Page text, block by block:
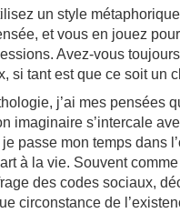
un style
et vous en jouez
Avez-vous
si tant est que ce soit un
j’ai mes pensées
imaginaire s’intercale
passe mon temps dans
à la vie. Souvent
des codes sociaux,
circonstance de